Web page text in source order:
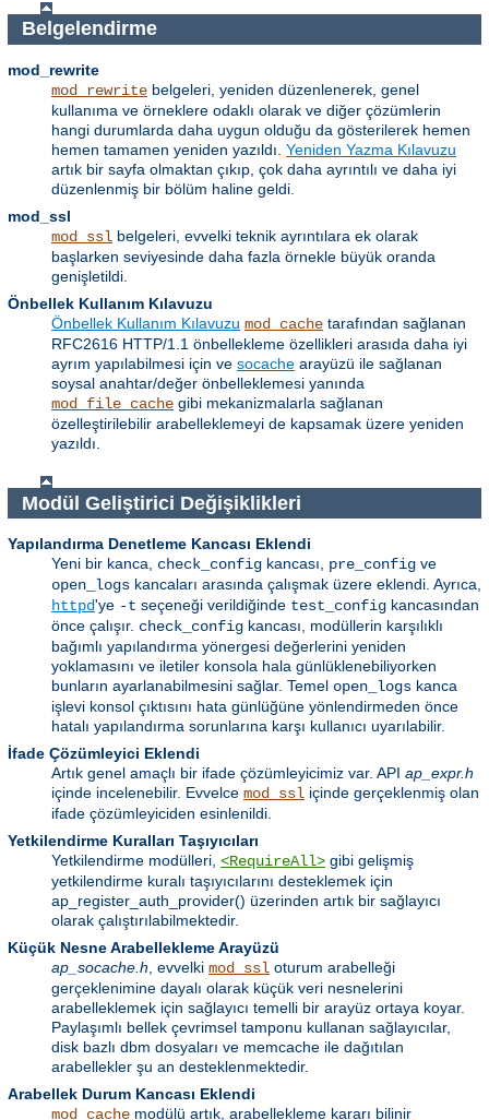
Belgelendirme
mod_rewrite
mod_rewrite belgeleri, yeniden düzenlenerek, genel
kullanıma ve örneklere odaklı olarak ve diğer çözümlerin
hangi durumlarda daha uygun olduğu da gösterilerek hemen
hemen tamamen yeniden yazıldı. Yeniden Yazma Kılavuzu
artık bir sayfa olmaktan çıkıp, çok daha ayrıntılı ve daha iyi
düzenlenmiş bir bölüm haline geldi.
mod_ssl
mod_ssl belgeleri, evvelki teknik ayrıntılara ek olarak
başlarken seviyesinde daha fazla örnekle büyük oranda
genişletildi.
Önbellek Kullanım Kılavuzu
Önbellek Kullanım Kılavuzu mod_cache tarafından sağlanan
RFC2616 HTTP/1.1 önbellekleme özellikleri arasıda daha iyi
ayrım yapılabilmesi için ve socache arayüzü ile sağlanan
soysal anahtar/değer önbelleklemesi yanında
mod_file_cache gibi mekanizmalarla sağlanan
özelleştirilebilir arabelleklemeyi de kapsamak üzere yeniden
yazıldı.
Modül Geliştirici Değişiklikleri
Yapılandırma Denetleme Kancası Eklendi
Yeni bir kanca, check_config kancası, pre_config ve
open_logs kancaları arasında çalışmak üzere eklendi. Ayrıca,
httpd'ye -t seçeneği verildiğinde test_config kancasından
önce çalışır. check_config kancası, modüllerin karşılıklı
bağımlı yapılandırma yönergesi değerlerini yeniden
yoklamasını ve iletiler konsola hala günlüklenebiliyorken
bunların ayarlanabilmesini sağlar. Temel open_logs kanca
işlevi konsol çıktısını hata günlüğüne yönlendirmeden önce
hatalı yapılandırma sorunlarına karşı kullanıcı uyarılabilir.
İfade Çözümleyici Eklendi
Artık genel amaçlı bir ifade çözümleyicimiz var. API ap_expr.h
içinde incelenebilir. Evvelce mod_ssl içinde gerçeklenmiş olan
ifade çözümleyiciden esinlenildi.
Yetkilendirme Kuralları Taşıyıcıları
Yetkilendirme modülleri, <RequireAll> gibi gelişmiş
yetkilendirme kuralı taşıyıcılarını desteklemek için
ap_register_auth_provider() üzerinden artık bir sağlayıcı
olarak çalıştırılabilmektedir.
Küçük Nesne Arabellekleme Arayüzü
ap_socache.h , evvelki mod_ssl oturum arabelleği
gerçeklenimine dayalı olarak küçük veri nesnelerini
arabelleklemek için sağlayıcı temelli bir arayüz ortaya koyar.
Paylaşımlı bellek çevrimsel tamponu kullanan sağlayıcılar,
disk bazlı dbm dosyaları ve memcache ile dağıtılan
arabellekler şu an desteklenmektedir.
Arabellek Durum Kancası Eklendi
mod_cache modülü artık, arabellekleme kararı bilinir